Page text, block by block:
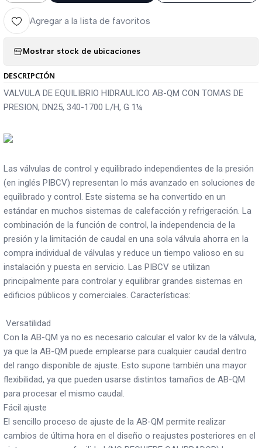
Agregar a la lista de favoritos
Mostrar stock de ubicaciones
DESCRIPCIÓN
VALVULA DE EQUILIBRIO HIDRAULICO AB-QM CON TOMAS DE
PRESION, DN25, 340-1700 L/H, G 1¼
Las válvulas de control y equilibrado independientes de la presión
(en inglés PIBCV) representan lo más avanzado en soluciones de
equilibrado y control. Este sistema se ha convertido en un
estándar en muchos sistemas de calefacción y refrigeración. La
combinación de la función de control, la independencia de la
presión y la limitación de caudal en una sola válvula ahorra en la
compra individual de válvulas y reduce un tiempo valioso en su
instalación y puesta en servicio. Las PIBCV se utilizan
principalmente para controlar y equilibrar grandes sistemas en
edificios públicos y comerciales. Características:
Versatilidad
Con la AB-QM ya no es necesario calcular el valor kv de la válvula,
ya que la AB-QM puede emplearse para cualquier caudal dentro
del rango disponible de ajuste. Esto supone también una mayor
flexibilidad, ya que pueden usarse distintos tamaños de AB-QM
para procesar el mismo caudal.
Fácil ajuste
El sencillo proceso de ajuste de la AB-QM permite realizar
cambios de última hora en el diseño o reajustes posteriores en el